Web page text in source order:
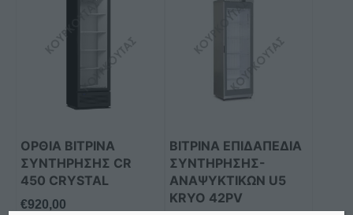
ΟΡΘΙΑ ΒΙΤΡΙΝΑ
ΣΥΝΤΗΡΗΣΗΣ CR
450 CRYSTAL
€920,00
ΒΙΤΡΙΝΑ ΕΠΙΔΑΠΕΔΙΑ
ΣΥΝΤΗΡΗΣΗΣ-
ΑΝΑΨΥΚΤΙΚΩΝ U5
KRYO 42PV